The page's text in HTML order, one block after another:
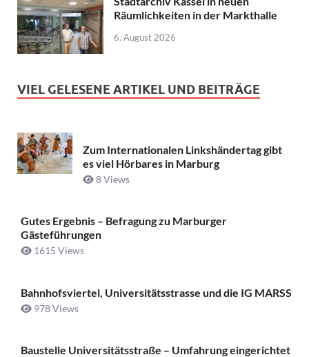
Räumlichkeiten in der Markthalle
6. August 2026
VIEL GELESENE ARTIKEL UND BEITRÄGE
Zum Internationalen Linkshändertag gibt
es viel Hörbares in Marburg
8 Views
Gutes Ergebnis – Befragung zu Marburger
Gästeführungen
1615 Views
Bahnhofsviertel, Universitätsstrasse und die IG MARSS
978 Views
Baustelle Universitätsstraße ­– Umfahrung eingerichtet